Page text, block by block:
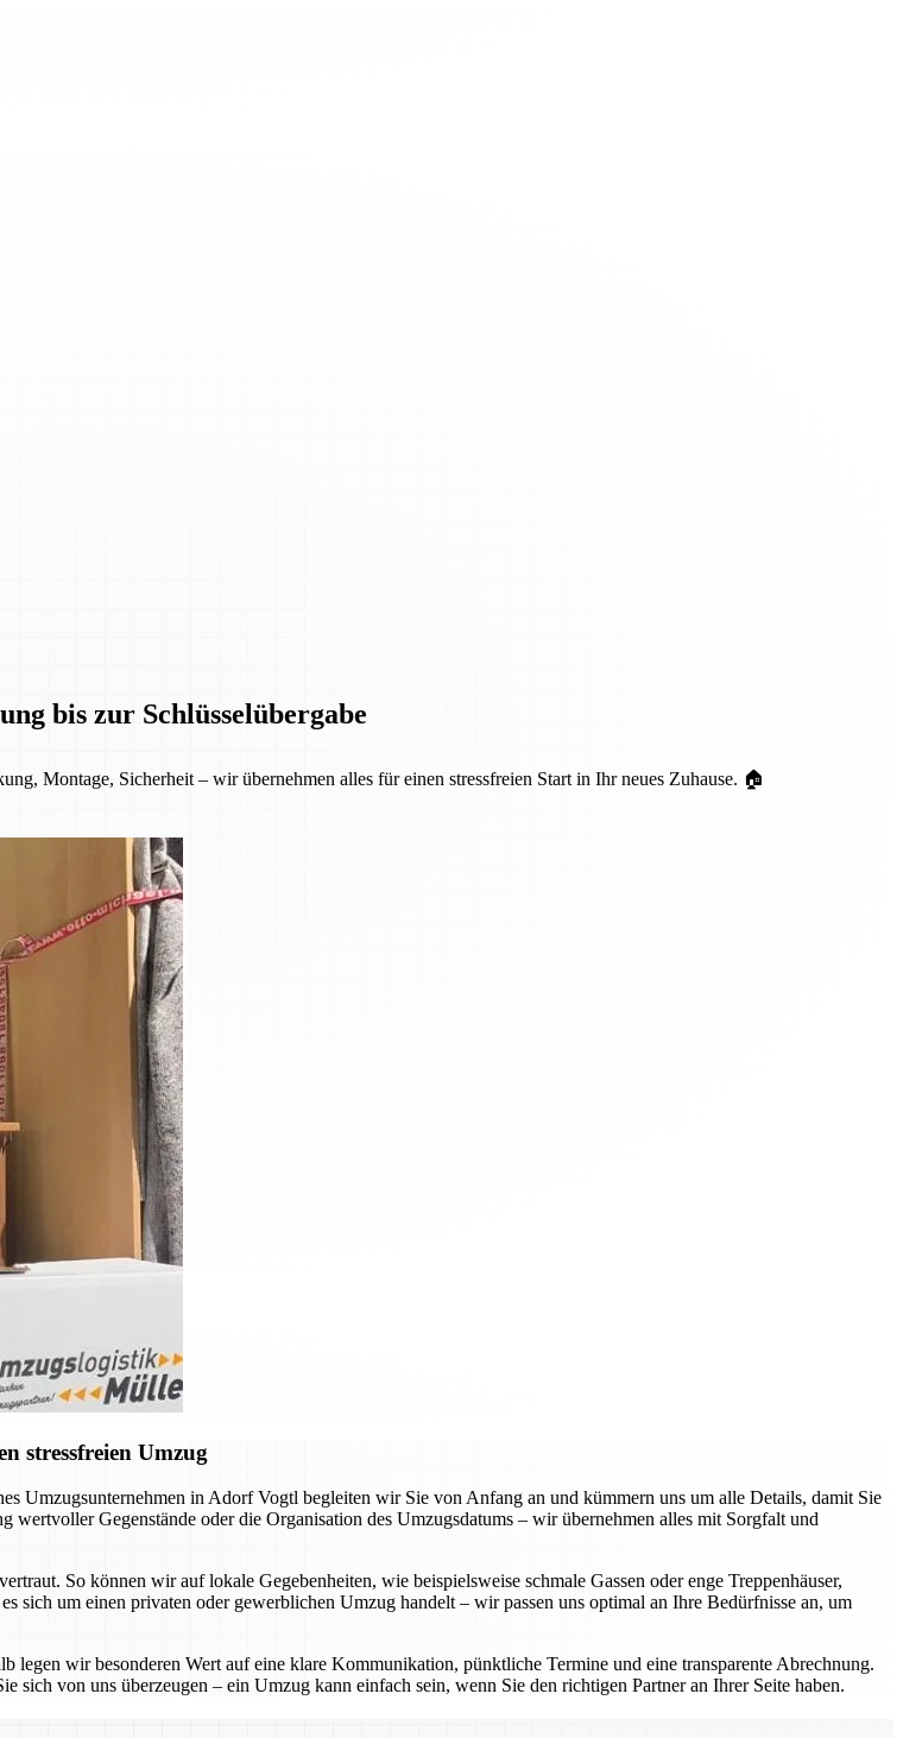
bis zur Schlüsselübergabe
Montage, Sicherheit – wir übernehmen alles für einen stressfreien Start in Ihr neues Zuhause. 🏠
stressfreien Umzug
Umzugsunternehmen in Adorf Vogtl begleiten wir Sie von Anfang an und kümmern uns um alle Details, damit Sie
Gegenstände oder die Organisation des Umzugsdatums – wir übernehmen alles mit Sorgfalt und
So können wir auf lokale Gegebenheiten, wie beispielsweise schmale Gassen oder enge Treppenhäuser,
sich um einen privaten oder gewerblichen Umzug handelt – wir passen uns optimal an Ihre Bedürfnisse an, um
legen wir besonderen Wert auf eine klare Kommunikation, pünktliche Termine und eine transparente Abrechnung.
sich von uns überzeugen – ein Umzug kann einfach sein, wenn Sie den richtigen Partner an Ihrer Seite haben.